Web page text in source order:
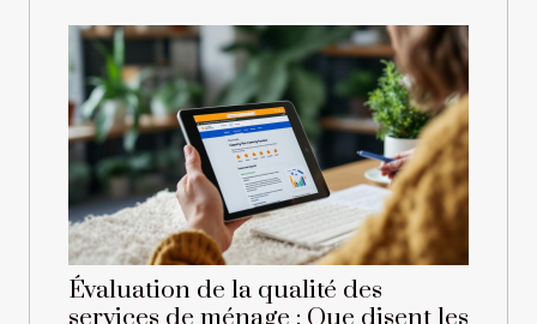
Évaluation de la qualité des